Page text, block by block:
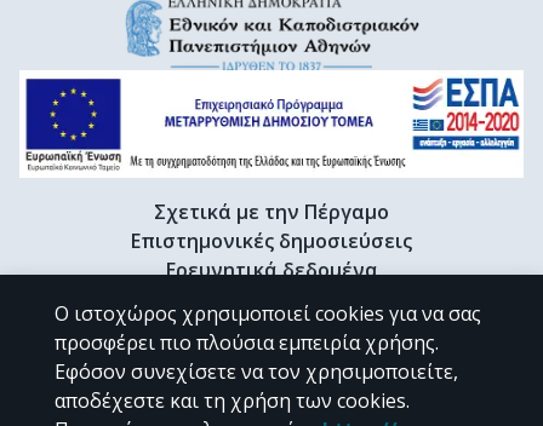
Σχετικά με την Πέργαμο
Επιστημονικές δημοσιεύσεις
Ερευνητικά δεδομένα
Διδακτορικές διατριβές & Γκρίζα βιβλιογραφία
Προφίλ Ερευνητή
CC BY-NC 4.0
Ο ιστοχώρος χρησιμοποιεί cookies για να σας
προσφέρει πιο πλούσια εμπειρία χρήσης.
Εφόσον συνεχίσετε να τον χρησιμοποιείτε,
αποδέχεστε και τη χρήση των cookies.